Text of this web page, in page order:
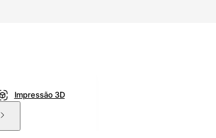
Impressão 3D